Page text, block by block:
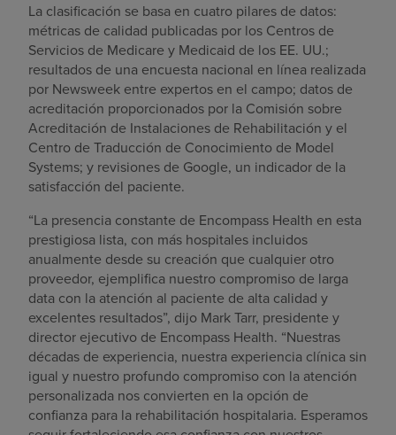
La clasificación se basa en cuatro pilares de datos:
métricas de calidad publicadas por los Centros de
Servicios de Medicare y Medicaid de los EE. UU.;
resultados de una encuesta nacional en línea realizada
por Newsweek entre expertos en el campo; datos de
acreditación proporcionados por la Comisión sobre
Acreditación de Instalaciones de Rehabilitación y el
Centro de Traducción de Conocimiento de Model
Systems; y revisiones de Google, un indicador de la
satisfacción del paciente.
“La presencia constante de Encompass Health en esta
prestigiosa lista, con más hospitales incluidos
anualmente desde su creación que cualquier otro
proveedor, ejemplifica nuestro compromiso de larga
data con la atención al paciente de alta calidad y
excelentes resultados”, dijo Mark Tarr, presidente y
director ejecutivo de Encompass Health. “Nuestras
décadas de experiencia, nuestra experiencia clínica sin
igual y nuestro profundo compromiso con la atención
personalizada nos convierten en la opción de
confianza para la rehabilitación hospitalaria. Esperamos